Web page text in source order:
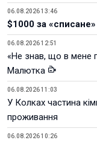
06.08.2026 13:46
$1000 за
06.08.2026 12:51
«Не знав, що в мене
Малютка
06.08.2026 11:03
У Колках частина
проживання
06.08.2026 10:26